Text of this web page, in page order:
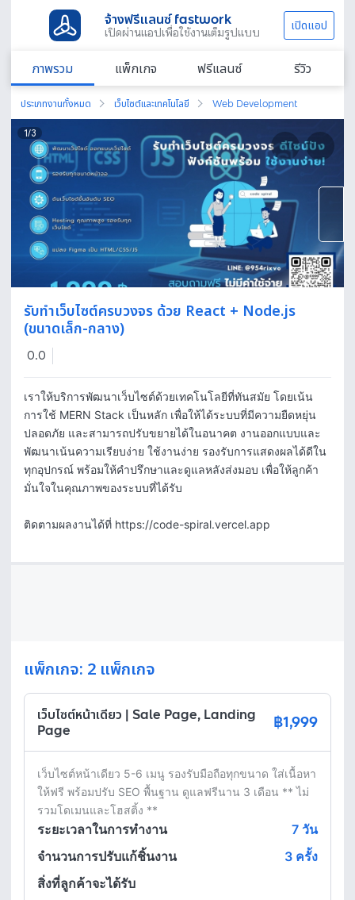
จ้างฟรีแลนซ์ fastwork
เปิดผ่านแอปเพื่อใช้งานเต็มรูปแบบ เปิดแอป
ภาพรวม แพ็กเกจ ฟรีแลนซ์ รีวิว
ประเภทงานทั้งหมด เว็บไซต์และเทคโนโลยี Web Development
1/3
รับทำเว็บไซต์ครบวงจร ด้วย React + Node.js
(ขนาดเล็ก-กลาง)
0.0
เราให้บริการพัฒนาเว็บไซต์ด้วยเทคโนโลยีที่ทันสมัย โดยเน้น
การใช้ MERN Stack เป็นหลัก เพื่อให้ได้ระบบที่มีความยืดหยุ่น
ปลอดภัย และสามารถปรับขยายได้ในอนาคต งานออกแบบและ
พัฒนาเน้นความเรียบง่าย ใช้งานง่าย รองรับการแสดงผลได้ดีใน
ทุกอุปกรณ์ พร้อมให้คำปรึกษาและดูแลหลังส่งมอบ เพื่อให้ลูกค้า
มั่นใจในคุณภาพของระบบที่ได้รับ
ติดตามผลงานได้ที่ https://code-spiral.vercel.app
แพ็กเกจ: 2 แพ็กเกจ
เว็บไซต์หน้าเดียว | Sale Page, Landing
Page
฿1,999
เว็บไซต์หน้าเดียว 5-6 เมนู รองรับมือถือทุกขนาด ใส่เนื้อหา
ให้ฟรี พร้อมปรับ SEO พื้นฐาน ดูแลฟรีนาน 3 เดือน ** ไม่
รวมโดเมนและโฮสติ้ง **
ระยะเวลาในการทำงาน 7 วัน
จำนวนการปรับแก้ชิ้นงาน
3 ครั้ง
สิ่งที่ลูกค้าจะได้รับ